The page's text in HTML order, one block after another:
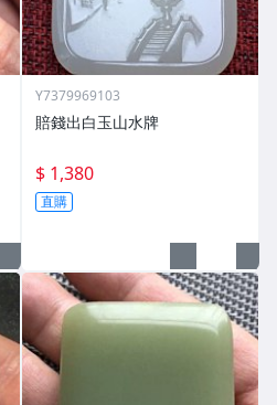
Y7379969103
賠錢出白玉山水牌
$ 1,380
直購